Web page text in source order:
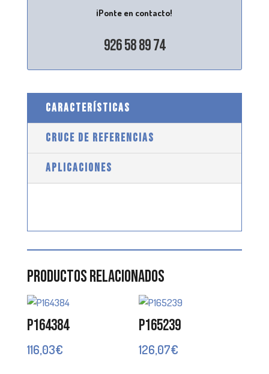
¡Ponte en contacto!
926 58 89 74
CARACTERÍSTICAS
CRUCE DE REFERENCIAS
APLICACIONES
Productos relacionados
P164384
116,03€
P165239
126,07€